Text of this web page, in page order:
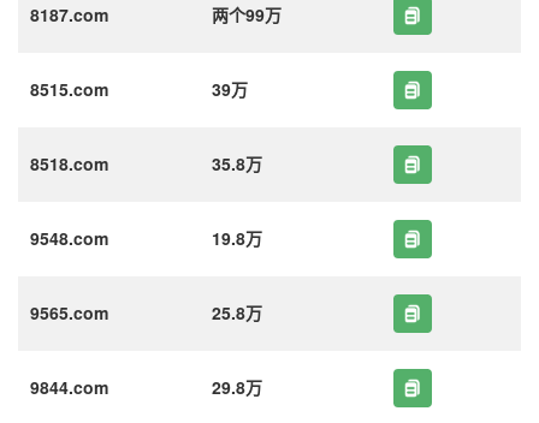
8187.com 两个99万
8515.com 39万
8518.com 35.8万
9548.com 19.8万
9565.com 25.8万
9844.com 29.8万